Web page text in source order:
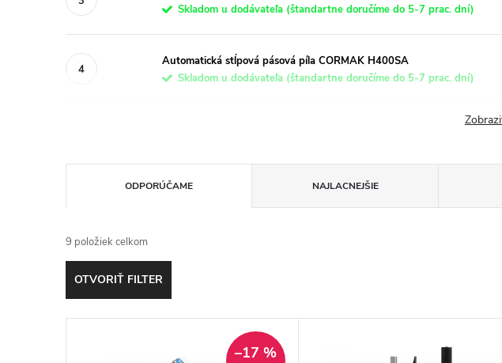
Skladom u dodávateľa (štandartne doručíme do 5-7 prac. dní)
Automatická stĺpová pásová píla CORMAK H400SA
Skladom u dodávateľa (štandartne doručíme do 5-7 prac. dní)
a
d
e
ODPORÚČAME NAJLACNEJŠIE
9 položiek celkom
OTVORIŤ FILTER
–17 %